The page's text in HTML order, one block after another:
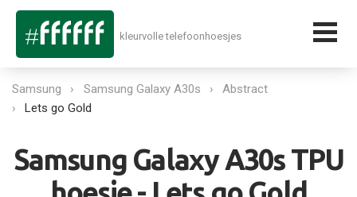
kleurvolle telefoonhoesjes
Samsung Samsung Galaxy A30s
Abstract
Lets go Gold
Samsung Galaxy A30s TPU